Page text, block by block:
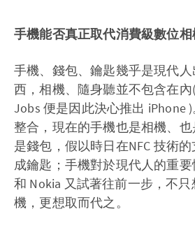
手機能否真正取代消費級數位相
手機、錢包、鑰匙幾乎是現代
西，相機、隨身聽並不包含在內
Jobs 便是因此決心推出 iPhone
整合，現在的手機也是相機、
是錢包，假以時日在NFC 技術
成鑰匙；手機對於現代人的重要
和 Nokia 又試著往前一步，不
機，更想取而代之。